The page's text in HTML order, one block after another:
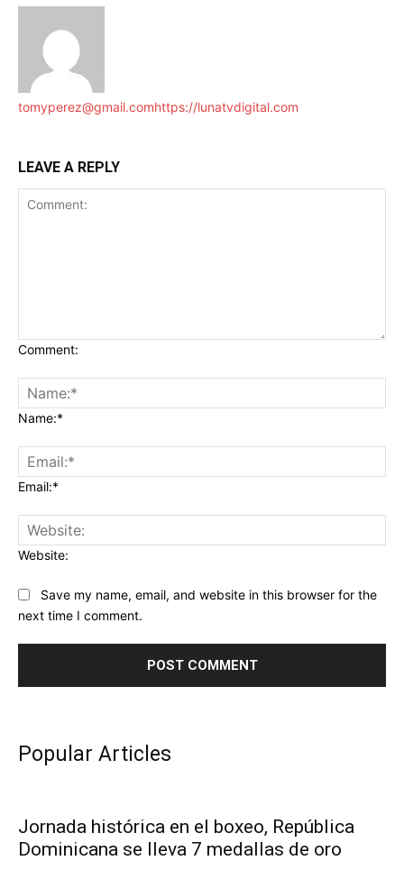
tomyperez@gmail.comhttps://lunatvdigital.com
LEAVE A REPLY
Comment:
Name:*
Email:*
Website:
Save my name, email, and website in this browser for the
next time I comment.
Popular Articles
Jornada histórica en el boxeo, República
Dominicana se lleva 7 medallas de oro